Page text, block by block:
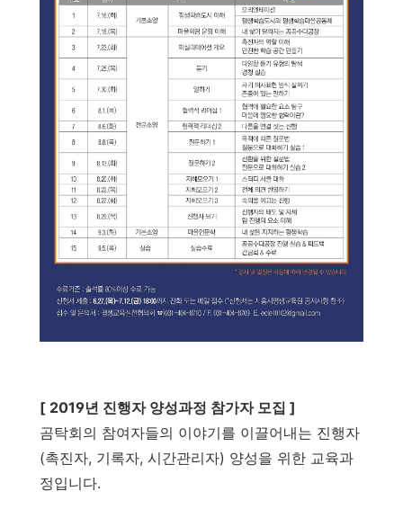
[ 2019년 진행자 양성과정 참가자 모집 ]
곰탁회의 참여자들의 이야기를 이끌어내는 진행자
(촉진자, 기록자, 시간관리자) 양성을 위한 교육과
정입니다.